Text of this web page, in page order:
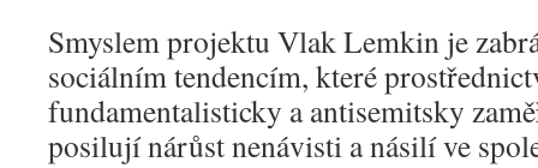
Smyslem projektu Vlak Lemkin je
sociálním tendencím, které
fundamentalisticky a antisemitsky
posilují nárůst nenávisti a násilí ve